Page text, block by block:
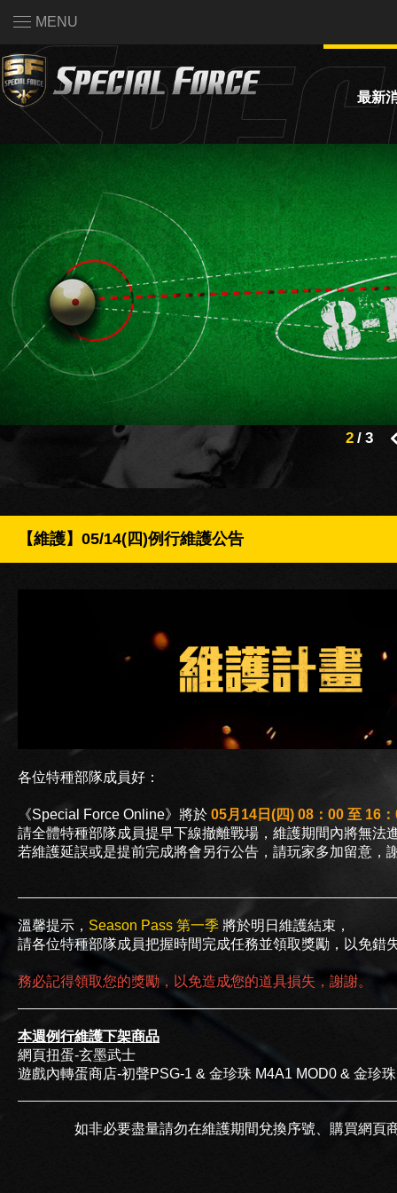
MENU
最新
活動
系統
2 / 3
【維護】05/14(四)例行維護公告
各位特種部隊成員好：
《Special Force Online》將於 05月14日(四) 08：00 至 16
請全體特種部隊成員提早下線撤離戰場，維護期間內將無法
若維護延誤或是提前完成將會另行公告，請玩家多加留意，
溫馨提示， Season Pass 第一季 將於明日維護結束，
請各位特種部隊成員把握時間完成任務並領取獎勵，以免錯
務必記得領取您的獎勵，以免造成您的道具損失，謝謝。
本週例行維護下架商品
網頁扭蛋-玄墨武士
遊戲內轉蛋商店-初聲PSG-1 & 金珍珠 M4A1 MOD0 & 金珍
如非必要盡量請勿在維護期間兌換序號、購買網頁